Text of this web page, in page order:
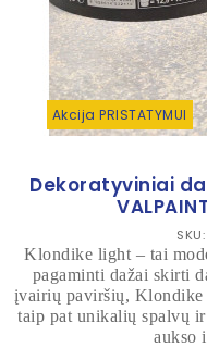
Akcija PRISTATYMUI
Dekoratyviniai
Klondike light – tai
pagaminti dažai skirti
įvairių paviršių, Klondike
taip pat unikalių spalvų
aukso